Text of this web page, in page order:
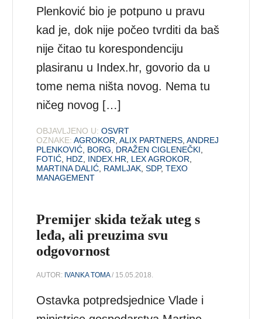
Plenković bio je potpuno u pravu
kad je, dok nije počeo tvrditi da baš
nije čitao tu korespondenciju
plasiranu u Index.hr, govorio da u
tome nema ništa novog. Nema tu
ničeg novog […]
OBJAVLJENO U: OSVRT
OZNAKE: AGROKOR ,ALIX PARTNERS ,ANDREJ
PLENKOVIĆ BORG DRAŽEN CIGLENEČKI
FOTIĆ HDZ INDEX.HR LEX AGROKOR
MARTINA DALIĆ RAMLJAK ,SDP,TEXO
MANAGEMENT
Premijer skida težak uteg s
leđa, ali preuzima svu
odgovornost
AUTOR: IVANKA TOMA/ 15.05.2018.
Ostavka potpredsjednice Vlade i